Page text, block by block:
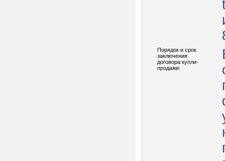
Порядок и срок
заключения
договора купли-
продажи: